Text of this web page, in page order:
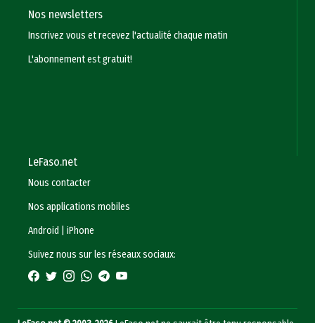
Nos newsletters
Inscrivez vous et recevez l'actualité chaque matin
L'abonnement est gratuit!
LeFaso.net
Nous contacter
Nos applications mobiles
Android
|iPhone
Suivez nous sur les réseaux sociaux: